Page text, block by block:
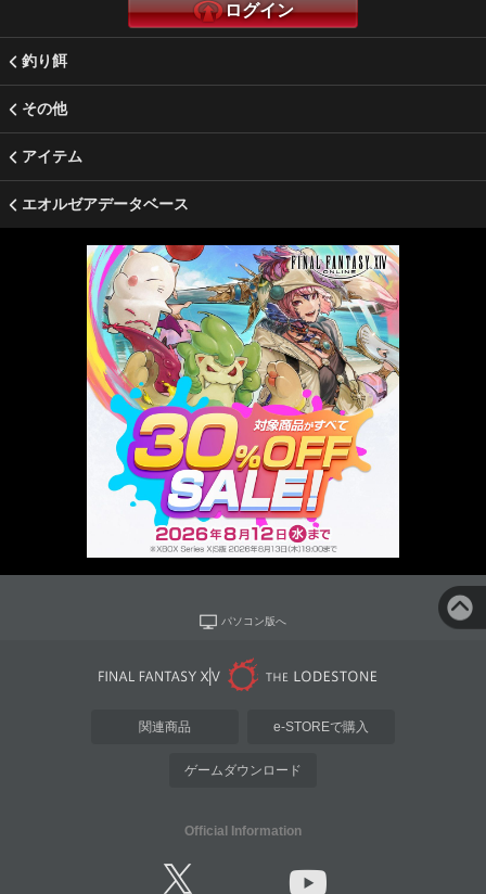
ログイン
釣り餌
その他
アイテム
エオルゼアデータベース
パソコン版へ
関連商品 e-STOREで購入
ゲームダウンロード
Official Information